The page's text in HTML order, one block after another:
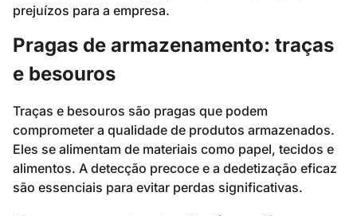
prejuízos para a empresa.
Pragas de armazenamento: traças
e besouros
Traças e besouros são pragas que podem
comprometer a qualidade de produtos armazenados.
Eles se alimentam de materiais como papel, tecidos e
alimentos. A detecção precoce e a dedetização eficaz
são essenciais para evitar perdas significativas.